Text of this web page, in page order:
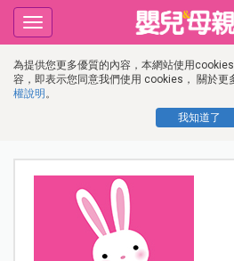
為提供您更多優質的內容，本網站使用
容，即表示您同意我們使用 cookies， 關於更
權說明 。
我知道了
Toggle
navigation